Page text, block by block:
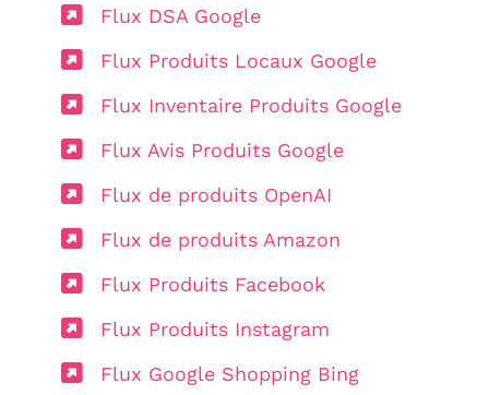
Flux DSA Google
Flux Produits Locaux Google
Flux Inventaire Produits Google
Flux Avis Produits Google
Flux de produits OpenAI
Flux de produits Amazon
Flux Produits Facebook
Flux Produits Instagram
Flux Google Shopping Bing